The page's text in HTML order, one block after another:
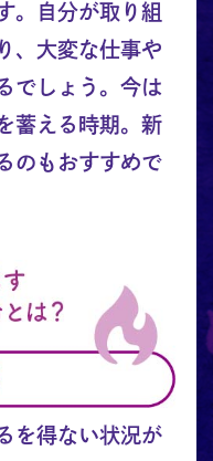
。自分が取り組
、大変な仕事や
でしょう。今は
蓄える時期。新
のもおすすめで
を得ない状況が